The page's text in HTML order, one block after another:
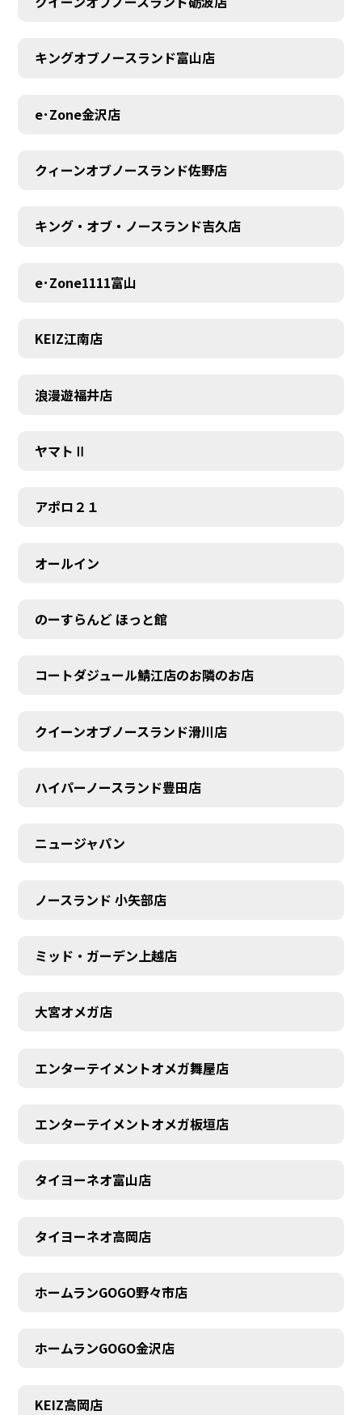
キングオブノースランド富山店
e･Zone金沢店
クィーンオブノースランド佐野店
キング・オブ・ノースランド吉久店
e･Zone1111富山
KEIZ江南店
浪漫遊福井店
ヤマトⅡ
アポロ２１
オールイン
のーすらんど ほっと館
コートダジュール鯖江店のお隣のお店
クイーンオブノースランド滑川店
ハイパーノースランド豊田店
ニュージャパン
ノースランド 小矢部店
ミッド・ガーデン上越店
大宮オメガ店
エンターテイメントオメガ舞屋店
エンターテイメントオメガ板垣店
タイヨーネオ富山店
タイヨーネオ高岡店
ホームランGOGO野々市店
ホームランGOGO金沢店
KEIZ高岡店